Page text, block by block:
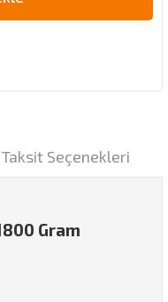
Taksit Seçenekleri
Gram